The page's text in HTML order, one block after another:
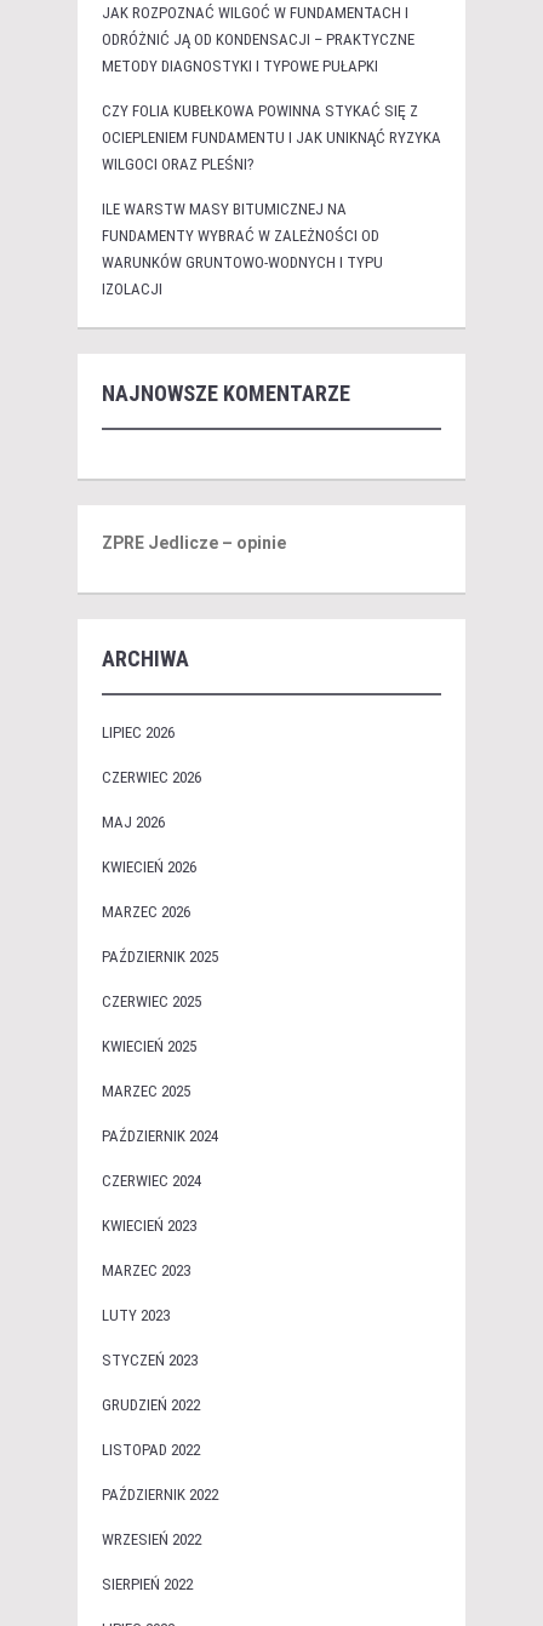
JAK ROZPOZNAĆ WILGOĆ W FUNDAMENTACH I
ODRÓŻNIĆ JĄ OD KONDENSACJI – PRAKTYCZNE
METODY DIAGNOSTYKI I TYPOWE PUŁAPKI
CZY FOLIA KUBEŁKOWA POWINNA STYKAĆ SIĘ Z
OCIEPLENIEM FUNDAMENTU I JAK UNIKNĄĆ RYZYKA
WILGOCI ORAZ PLEŚNI?
ILE WARSTW MASY BITUMICZNEJ NA
FUNDAMENTY WYBRAĆ W ZALEŻNOŚCI OD
WARUNKÓW GRUNTOWO-WODNYCH I TYPU
IZOLACJI
NAJNOWSZE KOMENTARZE
ZPRE Jedlicze – opinie
ARCHIWA
LIPIEC 2026
CZERWIEC 2026
MAJ 2026
KWIECIEŃ 2026
MARZEC 2026
PAŹDZIERNIK 2025
CZERWIEC 2025
KWIECIEŃ 2025
MARZEC 2025
PAŹDZIERNIK 2024
CZERWIEC 2024
KWIECIEŃ 2023
MARZEC 2023
LUTY 2023
STYCZEŃ 2023
GRUDZIEŃ 2022
LISTOPAD 2022
PAŹDZIERNIK 2022
WRZESIEŃ 2022
SIERPIEŃ 2022